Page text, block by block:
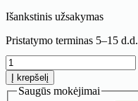
Išankstinis užsakymas
Pristatymo terminas 5–15 d.d.
produkto
kiekis:
Automatinė
žuvų
Į krepšelį
Saugūs mokėjimai